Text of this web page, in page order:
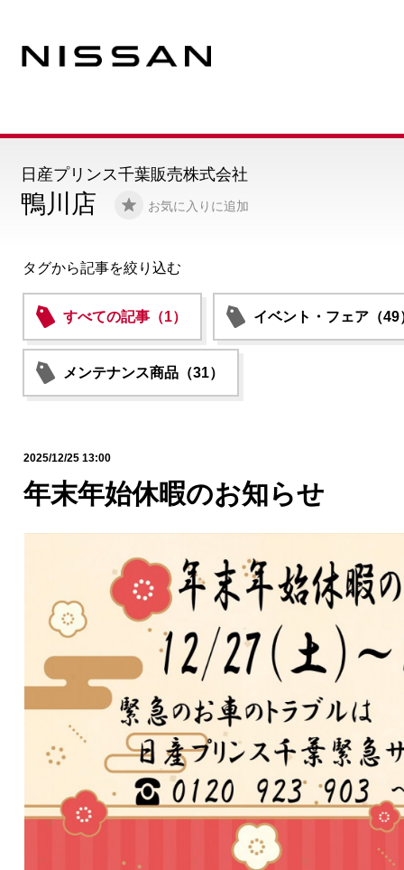
鴨川店 お気に入りに追加
日産プリンス千葉販売株式会社
タグから記事を絞り込む
すべての記事（1） イベント・フェア（49
メンテナンス商品（31）
2025/12/25 13:00
年末年始休暇のお知らせ